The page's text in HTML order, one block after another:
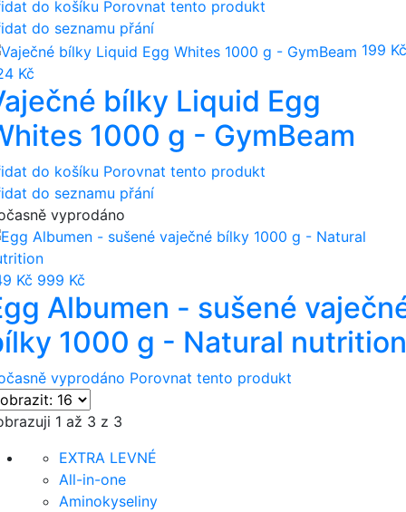
do košíku Porovnat tento produkt
do seznamu přání
199 Kč
Kč
bílky Liquid Egg
1000 g - GymBeam
do košíku Porovnat tento produkt
do seznamu přání
vyprodáno
Kč 999 Kč
Albumen - sušené
1000 g - Natural nutrition
vyprodáno Porovnat tento produkt
1 až 3 z 3
EXTRA LEVNÉ
All-in-one
Aminokyseliny